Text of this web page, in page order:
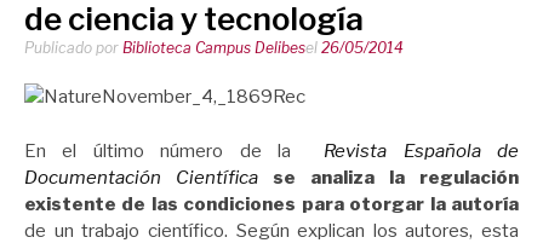
de ciencia y tecnología
Publicado por Biblioteca Campus Delibesel 26/05/2014
En el último número de la Revista Española de
Documentación Científica se analiza la regulación
existente de las condiciones para otorgar la autoría
de un trabajo científico. Según explican los autores, esta